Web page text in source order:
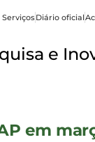
Diário oficial
e
em